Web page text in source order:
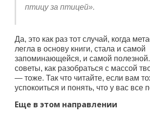
птицу за птицей».
Да, это как раз тот случай, когда
легла в основу книги, стала и самой
запоминающейся, и самой
советы, как разобраться с массой
— тоже. Так что читайте, если вам
успокоиться и понять, что у вас все
Еще в этом направлении